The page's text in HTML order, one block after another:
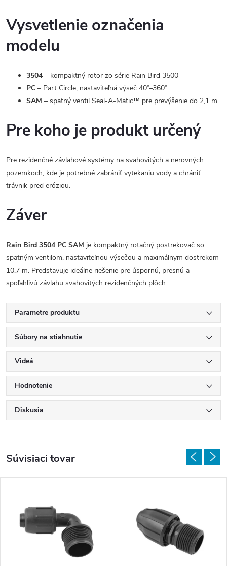
Vysvetlenie označenia
modelu
3504 – kompaktný rotor zo série Rain Bird 3500
PC – Part Circle, nastaviteľná výseč 40°–360°
SAM – spätný ventil Seal-A-Matic™ pre prevýšenie do 2,1 m
Pre koho je produkt určený
Pre rezidenčné závlahové systémy na svahovitých a nerovných
pozemkoch, kde je potrebné zabrániť vytekaniu vody a chrániť
trávnik pred eróziou.
Záver
Rain Bird 3504 PC SAM je kompaktný rotačný postrekovač so
spätným ventilom, nastaviteľnou výsečou a maximálnym dostrekom
10,7 m. Predstavuje ideálne riešenie pre úspornú, presnú a
spoľahlivú závlahu svahovitých rezidenčných plôch.
Parametre produktu
Súbory na stiahnutie
Videá
Hodnotenie
Diskusia
Súvisiaci tovar